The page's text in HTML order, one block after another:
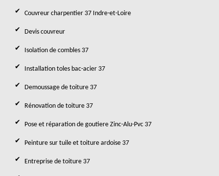
Couvreur charpentier 37 Indre-et-Loire
Devis couvreur
Isolation de combles 37
Installation toles bac-acier 37
Demoussage de toiture 37
Rénovation de toiture 37
Pose et réparation de goutiere Zinc-Alu-Pvc 37
Peinture sur tuile et toiture ardoise 37
Entreprise de toiture 37